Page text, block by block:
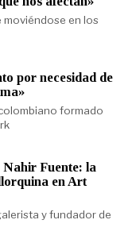
en los
por necesidad de
formado
Fuente: la
en Art
y fundador de